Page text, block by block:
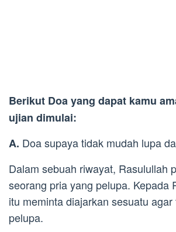
Berikut Doa yang dapat kamu
ujian dimulai:
A. Doa supaya tidak mudah lupa
Dalam sebuah riwayat, Rasulullah
seorang pria yang pelupa. Kepada
itu meminta diajarkan sesuatu agar
pelupa.